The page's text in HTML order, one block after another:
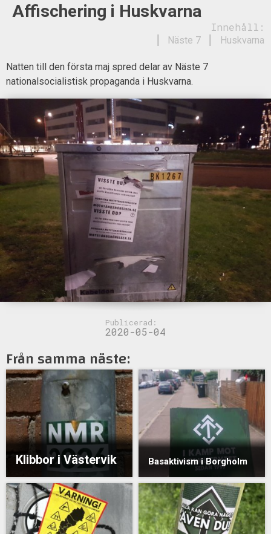
Affischering i Huskvarna
Innehåll:
Huskvarna
Näste 7
Natten till den första maj spred delar av Näste 7
nationalsocialistisk propaganda i Huskvarna.
Publicerad:
2020-05-04
Från samma näste:
Klibbor i Västervik Basaktivism i Borgholm